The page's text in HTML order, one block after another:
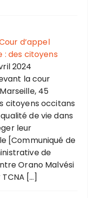
d’appel
: des citoyens
2024
la cour
45
citoyens occitans
de vie dans
leur
[Communiqué de
de
Orano Malvési
[…]